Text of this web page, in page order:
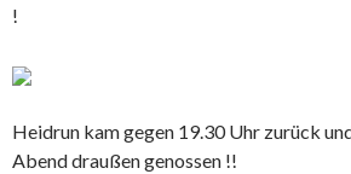
!
Heidrun kam gegen 19.30 Uhr zurück
Abend draußen genossen !!